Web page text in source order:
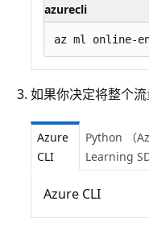
azurecli
如果你决定将整个流
Azure
CLI
Python （
Learning
Azure CLI